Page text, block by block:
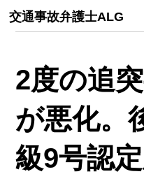
交通事故弁護士ALG
2度の追
が悪化。
級9号認